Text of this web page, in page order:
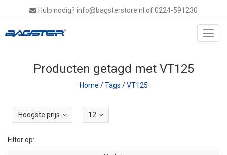
Hulp nodig? info@bagsterstore.nl of 0224-591230
Producten getagd met VT125
Home /Tags /VT125
Hoogste prijs 12
Filter op: